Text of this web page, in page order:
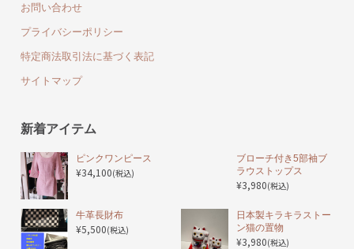
お問い合わせ
プライバシーポリシー
特定商法取引法に基づく表記
サイトマップ
新着アイテム
ピンクワンピース
¥34,100(税込)
ブローチ付き5部袖ブ
ラウストップス
¥3,980(税込)
️牛革長財布
¥5,500(税込)
日本製キラキラストー
ン猫の置物
¥3,980(税込)